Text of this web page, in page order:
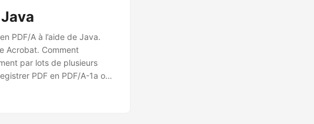
PDF/A à l’aide de Java.
Acrobat. Comment
par lots de plusieurs
PDF en PDF/A-1a ou
en PDF/A avec moins de